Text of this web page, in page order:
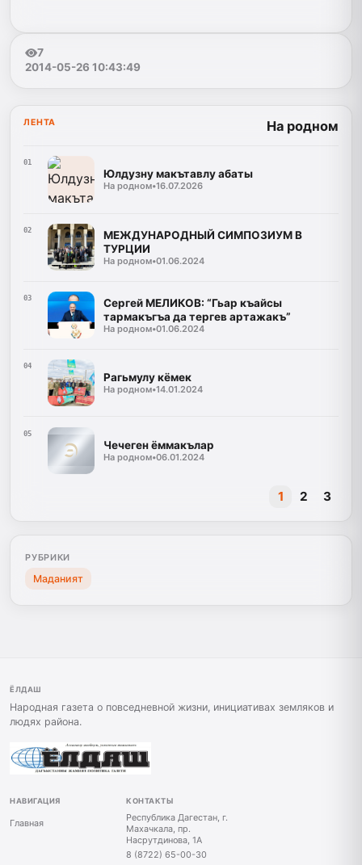
7
2014-05-26 10:43:49
ЛЕНТА На родном
01
Юлдузну макътавлу абаты
На родном•16.07.2026
02
МЕЖДУНАРОДНЫЙ СИМПОЗИУМ В
ТУРЦИИ
На родном•01.06.2024
03
Сергей МЕЛИКОВ: “Гьар къайсы
тармакъгъа да тергев артажакъ”
На родном•01.06.2024
04
Рагьмулу кёмек
На родном•14.01.2024
05
Чечеген ёммакълар
На родном•06.01.2024
1 2 3
РУБРИКИ
Маданият
ЁЛДАШ
Народная газета о повседневной жизни, инициативах земляков и
людях района.
НАВИГАЦИЯ
Главная
КОНТАКТЫ
Республика Дагестан, г.
Махачкала, пр.
Насрутдинова, 1А
8 (8722) 65-00-30